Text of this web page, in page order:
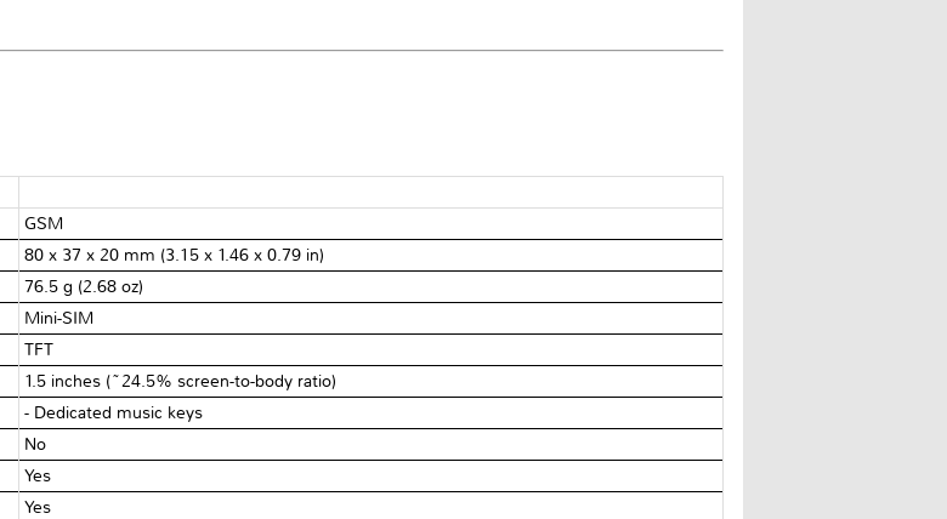
GSM
80 x 37 x 20 mm (3.15 x 1.46 x 0.79 in)
76.5 g (2.68 oz)
Mini-SIM
TFT
1.5 inches (~24.5% screen-to-body ratio)
- Dedicated music keys
No
Yes
Yes